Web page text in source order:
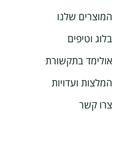
המוצרים שלנו
בלוג וטיפים
אולימד בתקשורת
המלצות ועדויות
צרו קשר